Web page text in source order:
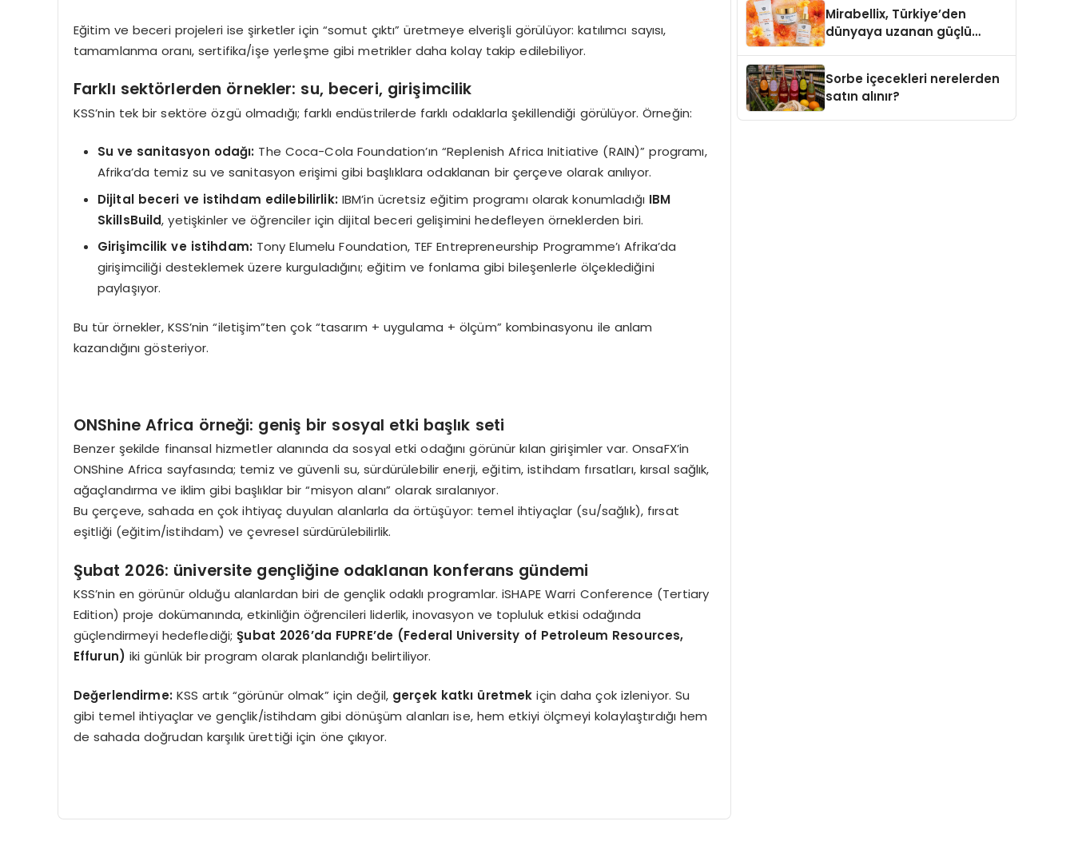
Eğitim ve beceri projeleri ise şirketler için “somut çıktı” üretmeye elverişli görülüyor: katılımcı sayısı,
tamamlanma oranı, sertifika/işe yerleşme gibi metrikler daha kolay takip edilebiliyor.
Farklı sektörlerden örnekler: su, beceri, girişimcilik
KSS’nin tek bir sektöre özgü olmadığı; farklı endüstrilerde farklı odaklarla şekillendiği görülüyor. Örneğin:
Su ve sanitasyon odağı: The Coca-Cola Foundation’ın “Replenish Africa Initiative (RAIN)” programı,
Afrika’da temiz su ve sanitasyon erişimi gibi başlıklara odaklanan bir çerçeve olarak anılıyor.
Dijital beceri ve istihdam edilebilirlik: IBM’in ücretsiz eğitim programı olarak konumladığı IBM
SkillsBuild, yetişkinler ve öğrenciler için dijital beceri gelişimini hedefleyen örneklerden biri.
Girişimcilik ve istihdam: Tony Elumelu Foundation, TEF Entrepreneurship Programme’ı Afrika’da
girişimciliği desteklemek üzere kurguladığını; eğitim ve fonlama gibi bileşenlerle ölçeklediğini
paylaşıyor.
Bu tür örnekler, KSS’nin “iletişim”ten çok “tasarım + uygulama + ölçüm” kombinasyonu ile anlam
kazandığını gösteriyor.
ONShine Africa örneği: geniş bir sosyal etki başlık seti
Benzer şekilde finansal hizmetler alanında da sosyal etki odağını görünür kılan girişimler var. OnsaFX’in
ONShine Africa sayfasında; temiz ve güvenli su, sürdürülebilir enerji, eğitim, istihdam fırsatları, kırsal sağlık,
ağaçlandırma ve iklim gibi başlıklar bir “misyon alanı” olarak sıralanıyor.
Bu çerçeve, sahada en çok ihtiyaç duyulan alanlarla da örtüşüyor: temel ihtiyaçlar (su/sağlık), fırsat
eşitliği (eğitim/istihdam) ve çevresel sürdürülebilirlik.
Şubat 2026: üniversite gençliğine odaklanan konferans gündemi
KSS’nin en görünür olduğu alanlardan biri de gençlik odaklı programlar. iSHAPE Warri Conference (Tertiary
Edition) proje dokümanında, etkinliğin öğrencileri liderlik, inovasyon ve topluluk etkisi odağında
güçlendirmeyi hedeflediği;Şubat 2026’da FUPRE’de (Federal University of Petroleum Resources,
Effurun) iki günlük bir program olarak planlandığı belirtiliyor.
Değerlendirme: KSS artık “görünür olmak” için değil, gerçek katkı üretmek için daha çok izleniyor. Su
gibi temel ihtiyaçlar ve gençlik/istihdam gibi dönüşüm alanları ise, hem etkiyi ölçmeyi kolaylaştırdığı hem
de sahada doğrudan karşılık ürettiği için öne çıkıyor.
Mirabellix, Türkiye’den
dünyaya uzanan güçlü
Sorbe içecekleri nerelerden
satın alınır?